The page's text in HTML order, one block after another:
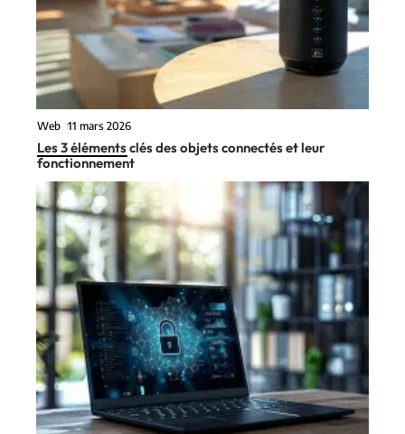
Web 11 mars 2026
Les 3 éléments clés des objets connectés et leur
fonctionnement